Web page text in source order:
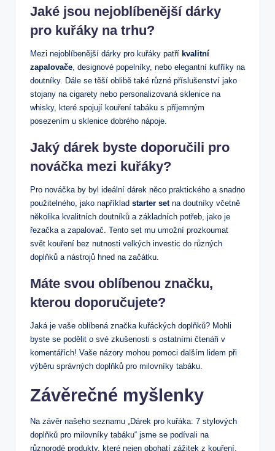
Jaké jsou nejoblíbenější dárky
pro kuřáky na trhu?
Mezi nejoblíbenější dárky pro kuřáky patří kvalitní
zapalovače, designové popelníky, nebo elegantní kufříky na
doutníky. Dále se těší oblibě také různé příslušenství jako
stojany na cigarety nebo personalizovaná sklenice na
whisky, které spojují kouření tabáku s příjemným
posezením u sklenice dobrého nápoje.
Jaký dárek byste doporučili pro
nováčka mezi kuřáky?
Pro nováčka by byl ideální dárek něco praktického a snadno
použitelného, jako například starter setna doutníky včetně
několika kvalitních doutníků a základních potřeb, jako je
řezačka a zapalovač. Tento set mu umožní prozkoumat
svět kouření bez nutnosti velkých investic do různých
doplňků a nástrojů hned na začátku.
Máte svou oblíbenou značku,
kterou doporučujete?
Jaká je vaše oblíbená značka kuřáckých doplňků? Mohli
byste se podělit o své zkušenosti s ostatními čtenáři v
komentářích! Vaše názory mohou pomoci dalším lidem při
výběru správných doplňků pro milovníky tabáku.
Závěrečné myšlenky
Na závěr našeho seznamu „Dárek pro kuřáka: 7 stylových
doplňků pro milovníky tabáku“ jsme se podívali na
různorodé produkty, které nejen obohatí zážitek z kouření,